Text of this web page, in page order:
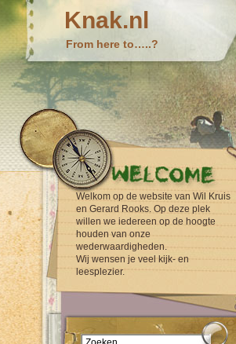
Knak.nl
From here to…..?
Welkom op de website van Wil Kruis
en Gerard Rooks. Op deze plek
willen we iedereen op de hoogte
houden van onze
wederwaardigheden.
Wij wensen je veel kijk- en
leesplezier.